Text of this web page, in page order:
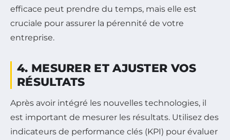
efficace peut prendre du temps, mais elle est
cruciale pour assurer la pérennité de votre
entreprise.
4. MESURER ET AJUSTER VOS
RÉSULTATS
Après avoir intégré les nouvelles technologies, il
est important de mesurer les résultats. Utilisez des
indicateurs de performance clés (KPI) pour évaluer